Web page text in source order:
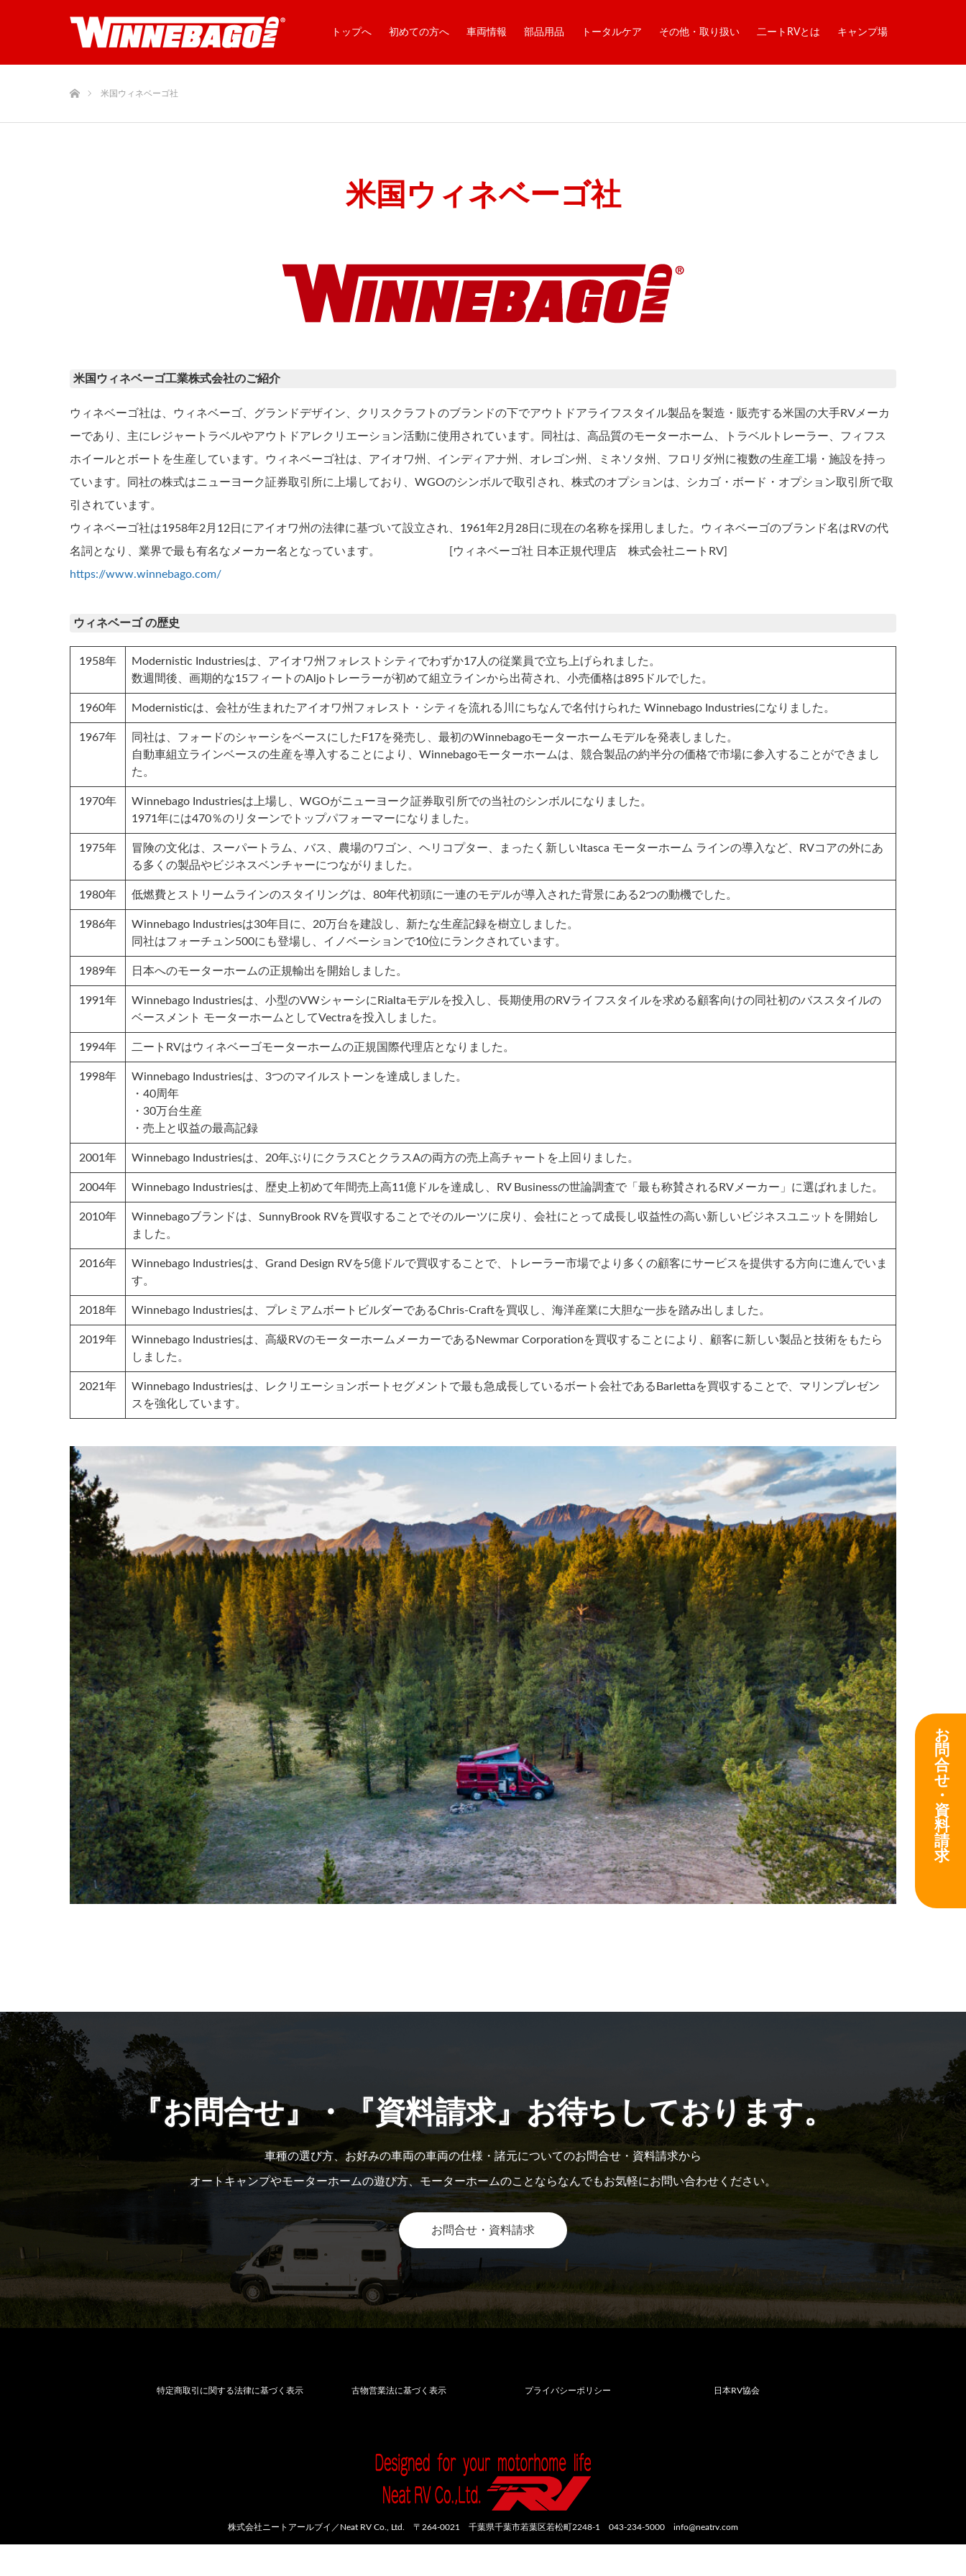
トップへ 初めての方へ 車両情報 部品用品 トータルケア その他・取り扱い 二ートRVとは キャンプ場
米国ウィネベーゴ社
米国ウィネベーゴ社
米国ウィネベーゴ工業株式会社のご紹介
ウィネベーゴ社は、ウィネベーゴ、グランドデザイン、クリスクラフトのブランドの下でアウトドアライフスタイル製品を製造・販売する米国の大手RVメーカ
ーであり、主にレジャートラベルやアウトドアレクリエーション活動に使用されています。同社は、高品質のモーターホーム、トラベルトレーラー、フィフス
ホイールとボートを生産しています。ウィネベーゴ社は、アイオワ州、インディアナ州、オレゴン州、ミネソタ州、フロリダ州に複数の生産工場・施設を持っ
ています。同社の株式はニューヨーク証券取引所に上場しており、WGOのシンボルで取引され、株式のオプションは、シカゴ・ボード・オプション取引所で取
引されています。
ウィネベーゴ社は1958年2月12日にアイオワ州の法律に基づいて設立され、1961年2月28日に現在の名称を採用しました。ウィネベーゴのブランド名はRVの代
名詞となり、業界で最も有名なメーカー名となっています。 [ウィネベーゴ社 日本正規代理店 株式会社ニートRV]
https://www.winnebago.com/
ウィネベーゴ の歴史
1958年
Modernistic Industriesは、アイオワ州フォレストシティでわずか17人の従業員で立ち上げられました。
数週間後、画期的な15フィートのAljoトレーラーが初めて組立ラインから出荷され、小売価格は895ドルでした。
1960年 Modernisticは、会社が生まれたアイオワ州フォレスト・シティを流れる川にちなんで名付けられた Winnebago Industriesになりました。
1967年
同社は、フォードのシャーシをベースにしたF17を発売し、最初のWinnebagoモーターホームモデルを発表しました。
自動車組立ラインベースの生産を導入することにより、Winnebagoモーターホームは、競合製品の約半分の価格で市場に参入することができまし
た。
1970年
Winnebago Industriesは上場し、WGOがニューヨーク証券取引所での当社のシンボルになりました。
1971年には470％のリターンでトップパフォーマーになりました。
1975年
冒険の文化は、スーパートラム、バス、農場のワゴン、ヘリコプター、まったく新しいItasca モーターホーム ラインの導入など、RVコアの外にあ
る多くの製品やビジネスベンチャーにつながりました。
1980年 低燃費とストリームラインのスタイリングは、80年代初頭に一連のモデルが導入された背景にある2つの動機でした。
1986年
Winnebago Industriesは30年目に、20万台を建設し、新たな生産記録を樹立しました。
同社はフォーチュン500にも登場し、イノベーションで10位にランクされています。
1989年 日本へのモーターホームの正規輸出を開始しました。
1991年
Winnebago Industriesは、小型のVWシャーシにRialtaモデルを投入し、長期使用のRVライフスタイルを求める顧客向けの同社初のバススタイルの
ベースメント モーターホームとしてVectraを投入しました。
1994年 二ートRVはウィネベーゴモーターホームの正規国際代理店となりました。
1998年
Winnebago Industriesは、3つのマイルストーンを達成しました。
・40周年
・30万台生産
・売上と収益の最高記録
2001年 Winnebago Industriesは、20年ぶりにクラスCとクラスAの両方の売上高チャートを上回りました。
2004年 Winnebago Industriesは、歴史上初めて年間売上高11億ドルを達成し、RV Businessの世論調査で「最も称賛されるRVメーカー」に選ばれました。
2010年
Winnebagoブランドは、SunnyBrook RVを買収することでそのルーツに戻り、会社にとって成長し収益性の高い新しいビジネスユニットを開始し
ました。
2016年
Winnebago Industriesは、Grand Design RVを5億ドルで買収することで、トレーラー市場でより多くの顧客にサービスを提供する方向に進んでいま
す。
2018年 Winnebago Industriesは、プレミアムボートビルダーであるChris-Craftを買収し、海洋産業に大胆な一歩を踏み出しました。
2019年
Winnebago Industriesは、高級RVのモーターホームメーカーであるNewmar Corporationを買収することにより、顧客に新しい製品と技術をもたら
しました。
2021年
Winnebago Industriesは、レクリエーションボートセグメントで最も急成長しているボート会社であるBarlettaを買収することで、マリンプレゼン
スを強化しています。
『お問合せ』・『資料請求』お待ちしております。
車種の選び方、お好みの車両の車両の仕様・諸元についてのお問合せ・資料請求から
オートキャンプやモーターホームの遊び方、モーターホームのことならなんでもお気軽にお問い合わせください。
お問合せ・資料請求
特定商取引に関する法律に基づく表示 古物営業法に基づく表示 プライバシーポリシー 日本RV協会
株式会社ニートアールブイ／Neat RV Co., Ltd. 〒264-0021 千葉県千葉市若葉区若松町2248-1 043-234-5000 info@neatrv.com
お
問
合
せ
・
資
料
請
求